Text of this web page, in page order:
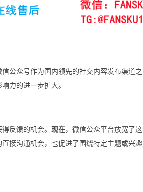
公众号作为国内领先的社交内容发布渠道
力的进一步扩大。
反馈的机会。 现在，微信公众平台放宽了
接沟通机会，也促进了围绕特定主题或兴